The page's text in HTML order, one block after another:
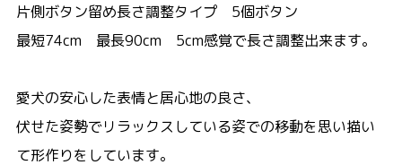
片側ボタン留め長さ調整タイプ 5個ボタン
最短74cm 最長90cm 5cm感覚で長さ調整出来ます。
愛犬の安心した表情と居心地の良さ、
伏せた姿勢でリラックスしている姿での移動を思い描い
て形作りをしています。